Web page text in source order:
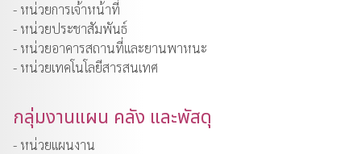
- หน่วยการเจ้าหน้าที่
- หน่วยประชาสัมพันธ์
- หน่วยอาคารสถานที่และยานพาหนะ
- หน่วยเทคโนโลยีสารสนเทศ
กลุ่มงานแผน คลัง และพัสดุ
- หน่วยแผนงาน